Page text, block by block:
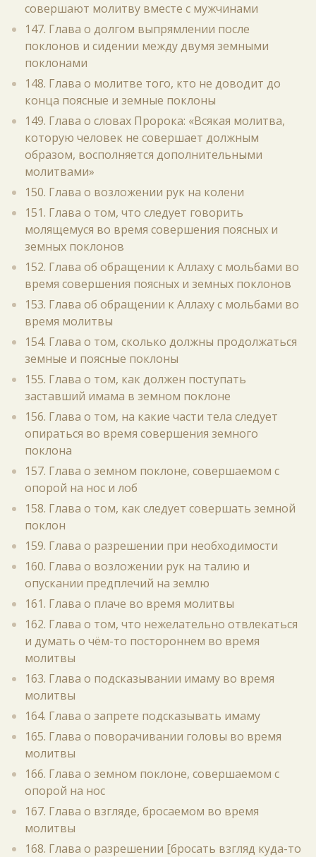
совершают молитву вместе с мужчинами
147. Глава о долгом выпрямлении после
поклонов и сидении между двумя земными
поклонами
148. Глава о молитве того, кто не доводит до
конца поясные и земные поклоны
149. Глава о словах Пророка: «Всякая молитва,
которую человек не совершает должным
образом, восполняется дополнительными
молитвами»
150. Глава о возложении рук на колени
151. Глава о том, что следует говорить
молящемуся во время совершения поясных и
земных поклонов
152. Глава об обращении к Аллаху с мольбами во
время совершения поясных и земных поклонов
153. Глава об обращении к Аллаху с мольбами во
время молитвы
154. Глава о том, сколько должны продолжаться
земные и поясные поклоны
155. Глава о том, как должен поступать
заставший имама в земном поклоне
156. Глава о том, на какие части тела следует
опираться во время совершения земного
поклона
157. Глава о земном поклоне, совершаемом с
опорой на нос и лоб
158. Глава о том, как следует совершать земной
поклон
159. Глава о разрешении при необходимости
160. Глава о возложении рук на талию и
опускании предплечий на землю
161. Глава о плаче во время молитвы
162. Глава о том, что нежелательно отвлекаться
и думать о чём-то постороннем во время
молитвы
163. Глава о подсказывании имаму во время
молитвы
164. Глава о запрете подсказывать имаму
165. Глава о поворачивании головы во время
молитвы
166. Глава о земном поклоне, совершаемом с
опорой на нос
167. Глава о взгляде, бросаемом во время
молитвы
168. Глава о разрешении [бросать взгляд куда-то